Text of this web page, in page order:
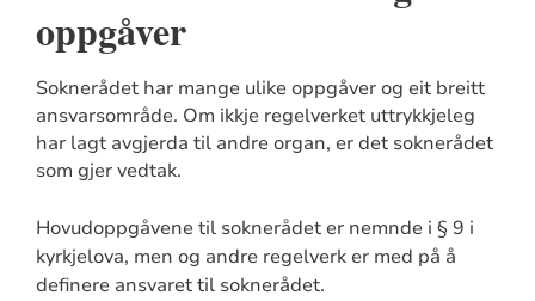
oppgåver
Soknerådet har mange ulike oppgåver og eit breitt
ansvarsområde. Om ikkje regelverket uttrykkjeleg
har lagt avgjerda til andre organ, er det soknerådet
som gjer vedtak.
Hovudoppgåvene til soknerådet er nemnde i § 9 i
kyrkjelova, men og andre regelverk er med på å
definere ansvaret til soknerådet.